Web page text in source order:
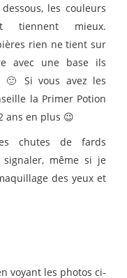
les couleurs
tiennent mieux.
rien ne tient sur
avec une base ils
Si vous avez les
la Primer Potion
ans en plus 😉
chutes de fards
même si je
des yeux et
voyant les photos ci-